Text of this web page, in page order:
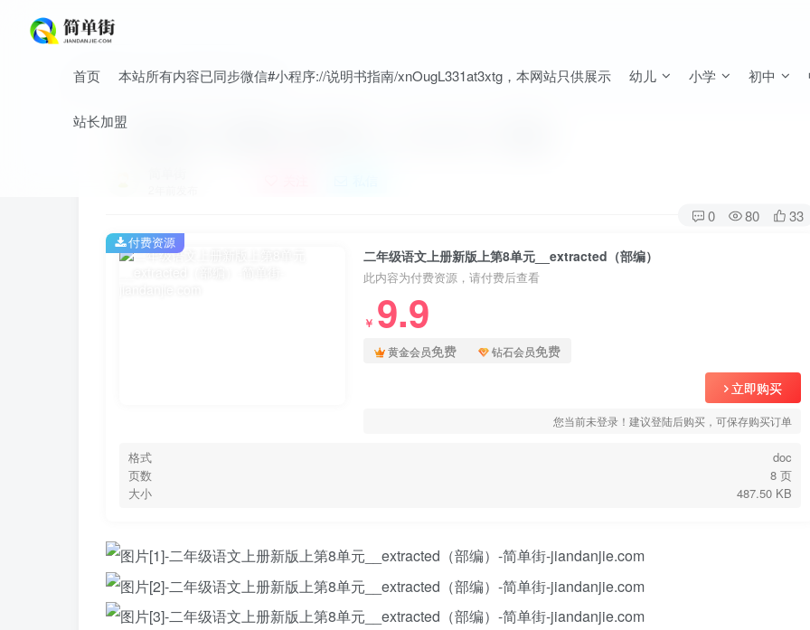
首页 本站所有内容已同步微信#小程序://说明书指南/xnOugL331at3xtg，本网站只供展示 幼儿 小学 初中
站长加盟
首页 小学 小学语文 正文
二年级语文上册新版上第8单元__extracted（部编）
0 80 33
二年级语文上册新版上第8单元__extracted（部编）
此内容为付费资源，请付费后查看
￥ 9.9
黄金会员免费 钻石会员免费
立即购买
您当前未登录！建议登陆后购买，可保存购买订单
格式
doc
页数
8 页
大小
487.50 KB
付费资源